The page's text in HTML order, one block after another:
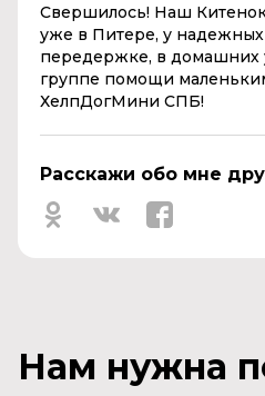
Свершилось! Наш
уже в Питере, у надежных
передержке, в домашних
группе помощи
ХелпДогМини СПБ!
Расскажи обо мне
Нам нужна